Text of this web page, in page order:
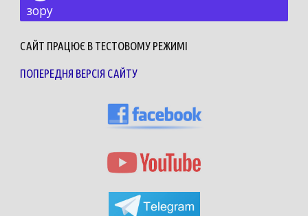
зору
САЙТ ПРАЦЮЄ В ТЕСТОВОМУ РЕЖИМІ
ПОПЕРЕДНЯ ВЕРСІЯ САЙТУ